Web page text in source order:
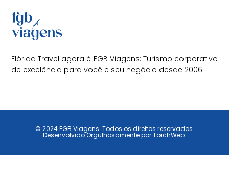
Flórida Travel agora é FGB Viagens: Turismo corporativo
de excelência para você e seu negócio desde 2006.
© 2024 FGB Viagens. Todos os direitos reservados.
Desenvolvido Orgulhosamente por TorchWeb.